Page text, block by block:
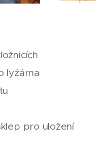
lyžárna
pro uložení